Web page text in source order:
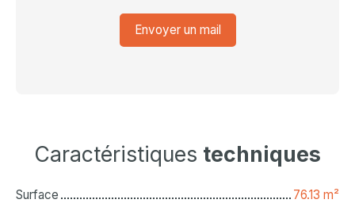
Envoyer un mail
Caractéristiques techniques
Surface 76.13 m²